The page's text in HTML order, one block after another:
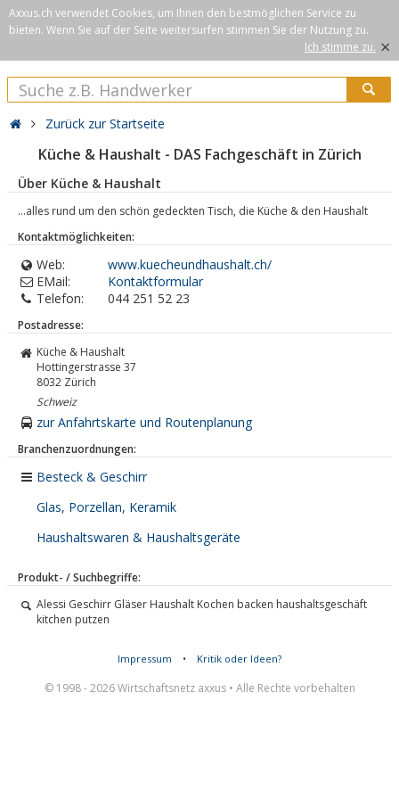
Axxus.ch verwendet Cookies, um Ihnen den bestmöglichen Service zu
bieten. Wenn Sie auf der Seite weitersurfen stimmen Sie der Nutzung zu.
Ich stimme zu. ×
Zurück zur Startseite
Küche & Haushalt - DAS Fachgeschäft in Zürich
Über Küche & Haushalt
...alles rund um den schön gedeckten Tisch, die Küche & den Haushalt
Kontaktmöglichkeiten:
Web:
www.kuecheundhaushalt.ch/
EMail:
Kontaktformular
Telefon:
044 251 52 23
Postadresse:
Küche & Haushalt
Hottingerstrasse 37
8032 Zürich
Schweiz
zur Anfahrtskarte und Routenplanung
Branchenzuordnungen:
Besteck & Geschirr
Glas, Porzellan, Keramik
Haushaltswaren & Haushaltsgeräte
Produkt- / Suchbegriffe:
Alessi Geschirr Gläser Haushalt Kochen backen haushaltsgeschäft
kitchen putzen
Impressum • Kritik oder Ideen?
© 1998 - 2026 Wirtschaftsnetz axxus • Alle Rechte vorbehalten